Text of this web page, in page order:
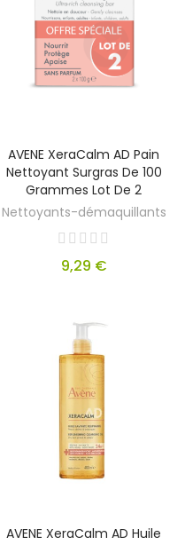
AVENE XeraCalm AD Pain
Nettoyant Surgras De 100
Grammes Lot De 2
Nettoyants-démaquillants
9,29 €
AVENE XeraCalm AD Huile